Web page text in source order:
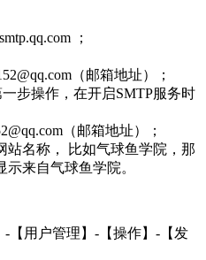
；
（邮箱地址）；
步操作，在开启SMTP服务时
（邮箱地址）；
站名称， 比如气球鱼学院，那
来自气球鱼学院。
【用户管理】-【操作】-【发